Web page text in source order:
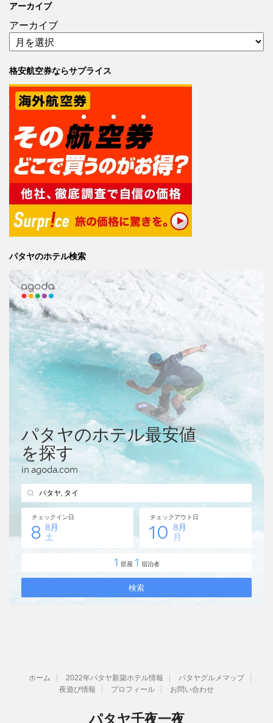
アーカイブ
アーカイブ
格安航空券ならサプライス
パタヤのホテル検索
ホーム 2022年パタヤ新築ホテル情報
パタヤグルメマップ
夜遊び情報
プロフィール お問い合わせ
パタヤ千夜一夜